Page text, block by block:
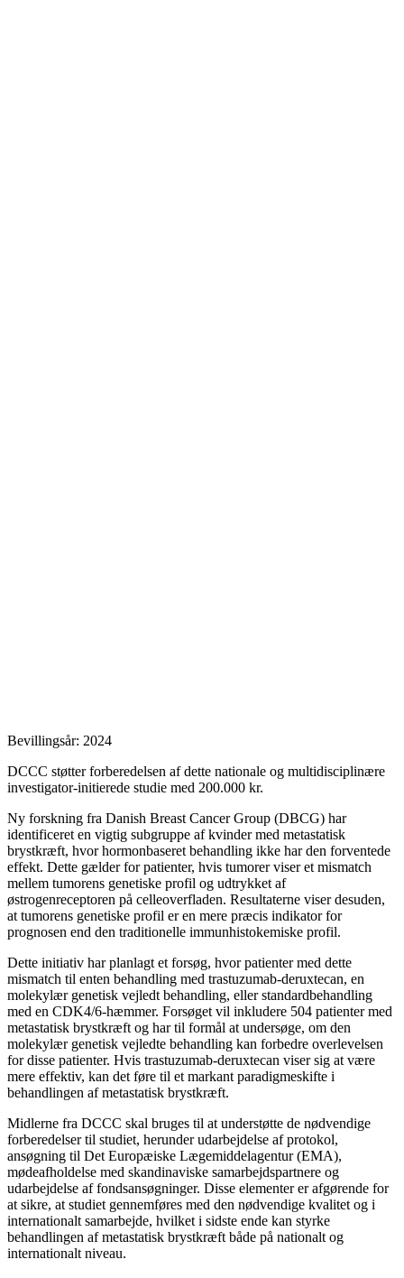
Bevillingsår: 2024
DCCC støtter forberedelsen af dette nationale og multidisciplinære
investigator‐initierede studie med 200.000 kr.
Ny forskning fra Danish Breast Cancer Group (DBCG) har
identificeret en vigtig subgruppe af kvinder med metastatisk
brystkræft, hvor hormonbaseret behandling ikke har den forventede
effekt. Dette gælder for patienter, hvis tumorer viser et mismatch
mellem tumorens genetiske profil og udtrykket af
østrogenreceptoren på celleoverfladen. Resultaterne viser desuden,
at tumorens genetiske profil er en mere præcis indikator for
prognosen end den traditionelle immunhistokemiske profil.
Dette initiativ har planlagt et forsøg, hvor patienter med dette
mismatch til enten behandling med trastuzumab-deruxtecan, en
molekylær genetisk vejledt behandling, eller standardbehandling
med en CDK4/6-hæmmer. Forsøget vil inkludere 504 patienter med
metastatisk brystkræft og har til formål at undersøge, om den
molekylær genetisk vejledte behandling kan forbedre overlevelsen
for disse patienter. Hvis trastuzumab-deruxtecan viser sig at være
mere effektiv, kan det føre til et markant paradigmeskifte i
behandlingen af metastatisk brystkræft.
Midlerne fra DCCC skal bruges til at understøtte de nødvendige
forberedelser til studiet, herunder udarbejdelse af protokol,
ansøgning til Det Europæiske Lægemiddelagentur (EMA),
mødeafholdelse med skandinaviske samarbejdspartnere og
udarbejdelse af fondsansøgninger. Disse elementer er afgørende for
at sikre, at studiet gennemføres med den nødvendige kvalitet og i
internationalt samarbejde, hvilket i sidste ende kan styrke
behandlingen af metastatisk brystkræft både på nationalt og
internationalt niveau.